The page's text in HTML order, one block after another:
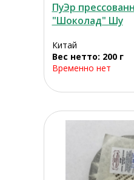
ПуЭр
"Шоколад" Шу
Китай
Вес нетто: 200 г
Временно нет